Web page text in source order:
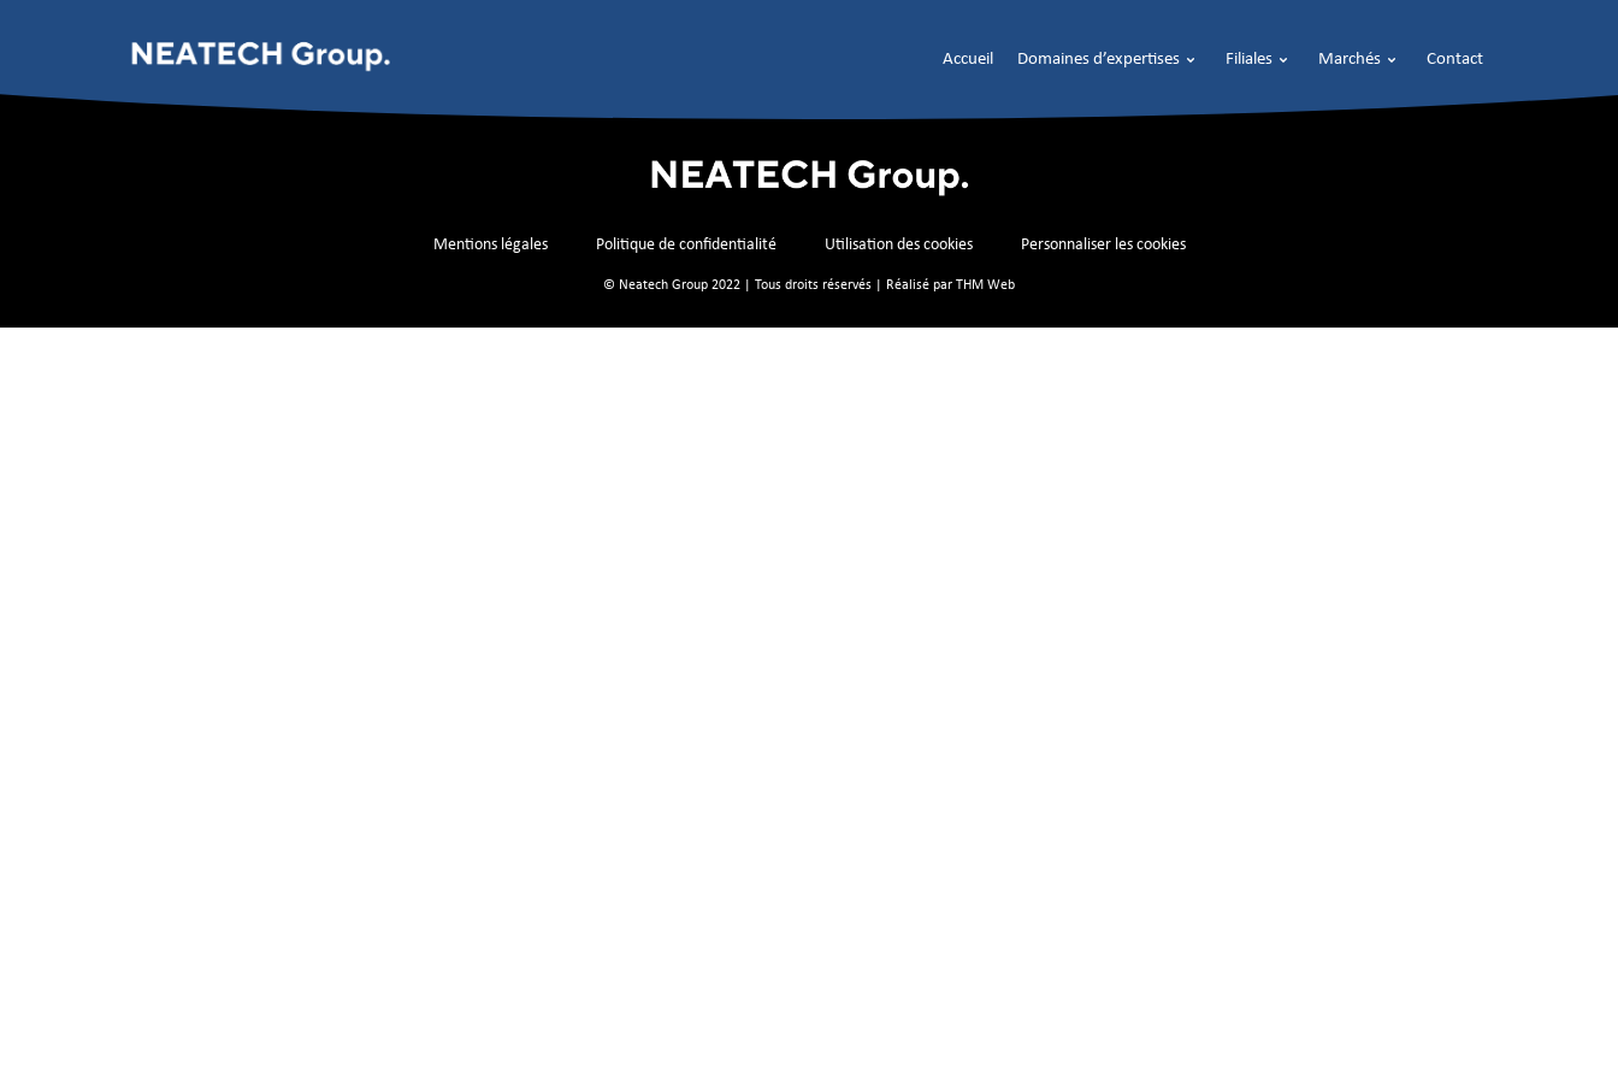
Accueil Domaines d’expertises Filiales Marchés Contact
Kyocera
Mentions légales Politique de confidentialité Utilisation des cookies Personnaliser les cookies
© Neatech Group 2022 | Tous droits réservés | Réalisé par THM Web